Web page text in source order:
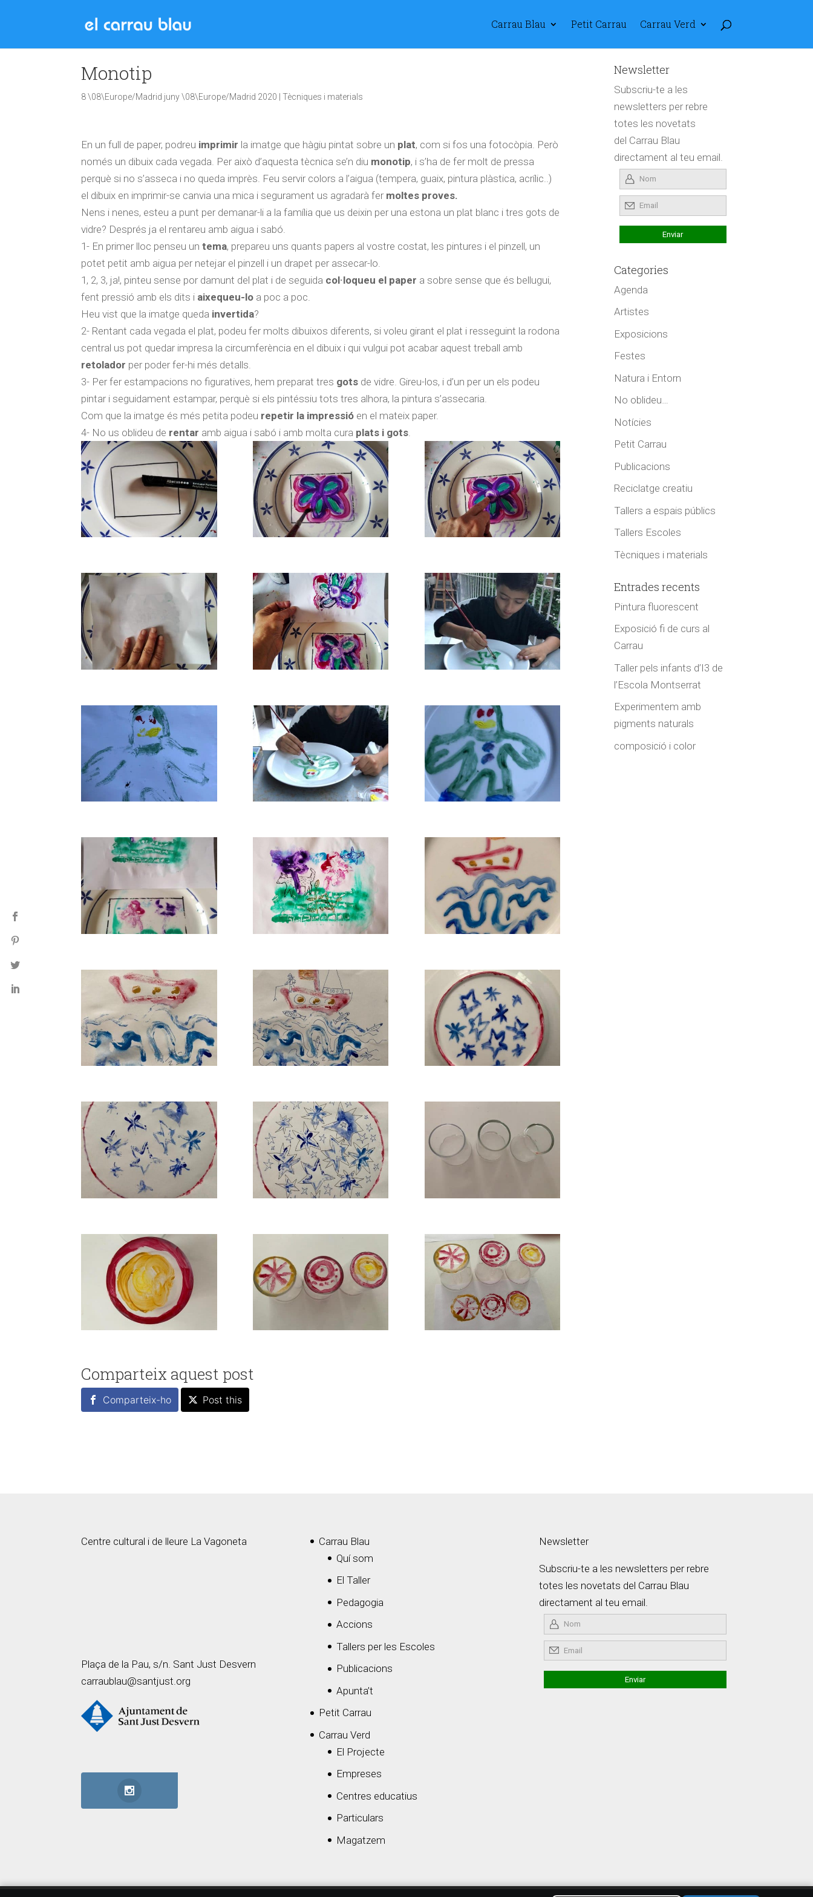
Carrau Blau Petit Carrau Carrau Verd
Monotip
8 \08\Europe/Madrid juny \08\Europe/Madrid 2020 |Tècniques i materials
En un full de paper, podreu imprimir la imatge que hàgiu pintat sobre un plat, com si fos una fotocòpia. Però
només un dibuix cada vegada. Per això d’aquesta tècnica se’n diu monotip, i s’ha de fer molt de pressa
perquè si no s’asseca i no queda imprès. Feu servir colors a l’aigua (tempera, guaix, pintura plàstica, acrílic..)
el dibuix en imprimir-se canvia una mica i segurament us agradarà fer moltes proves.
Nens i nenes, esteu a punt per demanar-li a la família que us deixin per una estona un plat blanc i tres gots de
vidre? Després ja el rentareu amb aigua i sabó.
1- En primer lloc penseu untema, prepareu uns quants papers al vostre costat, les pintures i el pinzell, un
potet petit amb aigua per netejar el pinzell i un drapet per assecar-lo.
1, 2, 3, ja!, pinteu sense por damunt del plat i de seguida col·loqueu el paper a sobre sense que és bellugui,
fent pressió amb els dits i aixequeu-lo a poc a poc.
Heu vist que la imatge queda invertida?
2- Rentant cada vegada el plat, podeu fer molts dibuixos diferents, si voleu girant el plat i resseguint la rodona
central us pot quedar impresa la circumferència en el dibuix i qui vulgui pot acabar aquest treball amb
retolador per poder fer-hi més detalls.
3- Per fer estampacions no figuratives, hem preparat tres gots de vidre. Gireu-los, i d’un per un els podeu
pintar i seguidament estampar, perquè si els pintéssiu tots tres alhora, la pintura s’assecaria.
Com que la imatge és més petita podeu repetir la impressió en el mateix paper.
4- No us oblideu de rentar amb aigua i sabó i amb molta cura plats i gots.
Comparteix aquest post
Comparteix-ho Post this
Newsletter
Subscriu-te a les
newsletters per rebre
totes les novetats
del Carrau Blau
directament al teu email.
Categories
Agenda
Artistes
Exposicions
Festes
Natura i Entorn
No oblideu…
Notícies
Petit Carrau
Publicacions
Reciclatge creatiu
Tallers a espais públics
Tallers Escoles
Tècniques i materials
Entrades recents
Pintura fluorescent
Exposició fi de curs al
Carrau
Taller pels infants d’I3 de
l’Escola Montserrat
Experimentem amb
pigments naturals
composició i color
Centre cultural i de lleure La Vagoneta
Plaça de la Pau, s/n. Sant Just Desvern
carraublau@santjust.org
Carrau Blau
Quí som
El Taller
Pedagogia
Accions
Tallers per les Escoles
Publicacions
Apunta’t
Petit Carrau
Carrau Verd
El Projecte
Empreses
Centres educatius
Particulars
Magatzem
Newsletter
Subscriu-te a les newsletters per rebre
totes les novetats del Carrau Blau
directament al teu email.